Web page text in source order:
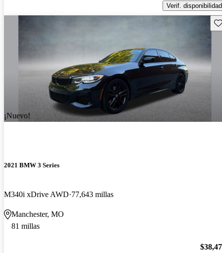
Verif. disponibilidad
¡Nuevo!
2021 BMW 3 Series
M340i xDrive AWD 77,643 millas
Manchester, MO
81 millas